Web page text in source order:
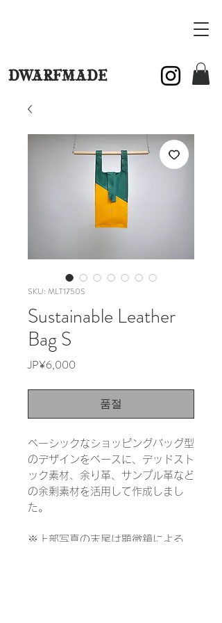
DWARFMADE
SKU: MLT1750S
Sustainable Leather
Bag S
JP¥6,000
품절
ベーシックなショッピングバッグ型
のデザインをベースに、デッドスト
ック素材、余り革、サンプル革など
の余剰素材を活用して作成しまし
た。
※上部写真の末尾は顕微鏡による